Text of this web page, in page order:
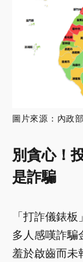
圖片來源：內政部
別貪心！
是詐騙
「打詐儀錶
多人感嘆詐騙
羞於啟齒而未